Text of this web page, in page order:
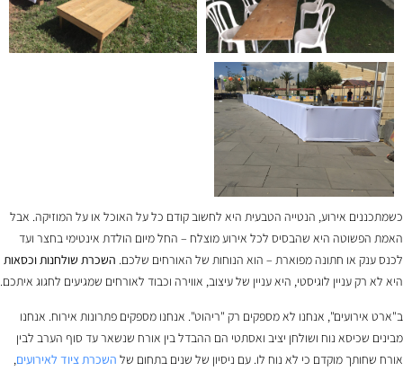
כשמתכננים אירוע, הנטייה הטבעית היא לחשוב קודם כל על האוכל או על המוזיקה. אבל
האמת הפשוטה היא שהבסיס לכל אירוע מוצלח – החל מיום הולדת אינטימי בחצר ועד
לכנס ענק או חתונה מפוארת – הוא הנוחות של האורחים שלכם. השכרת שולחנות וכסאות
היא לא רק עניין לוגיסטי, היא עניין של עיצוב, אווירה וכבוד לאורחים שמגיעים לחגוג איתכם.
ב"ארט אירועים", אנחנו לא מספקים רק "ריהוט". אנחנו מספקים פתרונות אירוח. אנחנו
מבינים שכיסא נוח ושולחן יציב ואסתטי הם ההבדל בין אורח שנשאר עד סוף הערב לבין
אורח שחותך מוקדם כי לא נוח לו. עם ניסיון של שנים בתחום של השכרת ציוד לאירועים,